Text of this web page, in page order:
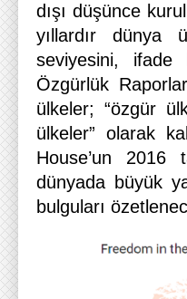
dışı düşünce
yıllardır dünya
seviyesini, ifade
Özgürlük
ülkeler; “özgür
ülkeler” olarak
House’un 2016
dünyada büyük
bulguları